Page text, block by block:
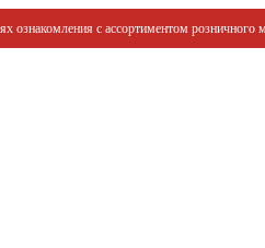
с ассортиментом розничного